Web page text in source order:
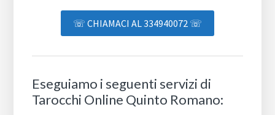
☏ CHIAMACI AL 334940072 ☏
Eseguiamo i seguenti servizi di
Tarocchi Online Quinto Romano: